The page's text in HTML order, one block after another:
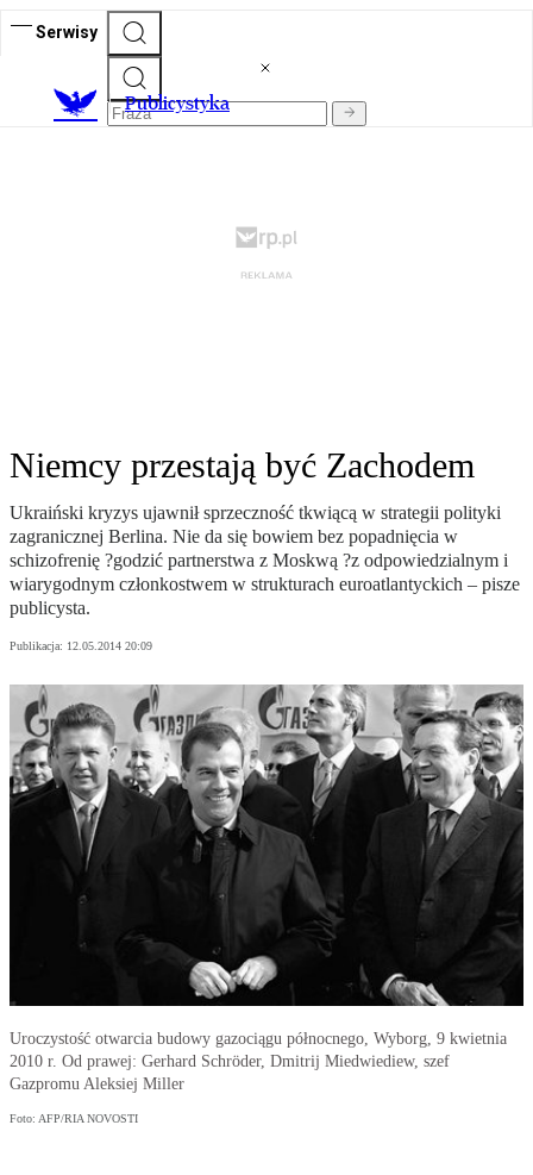
Serwisy
Publicystyka
Niemcy przestają być Zachodem
Ukraiński kryzys ujawnił sprzeczność tkwiącą w strategii polityki
zagranicznej Berlina. Nie da się bowiem bez popadnięcia w
schizofrenię ?godzić partnerstwa z Moskwą ?z odpowiedzialnym i
wiarygodnym członkostwem w strukturach euroatlantyckich – pisze
publicysta.
Publikacja: 12.05.2014 20:09
Uroczystość otwarcia budowy gazociągu północnego, Wyborg, 9 kwietnia
2010 r. Od prawej: Gerhard Schröder, Dmitrij Miedwiediew, szef
Gazpromu Aleksiej Miller
Foto: AFP/RIA NOVOSTI